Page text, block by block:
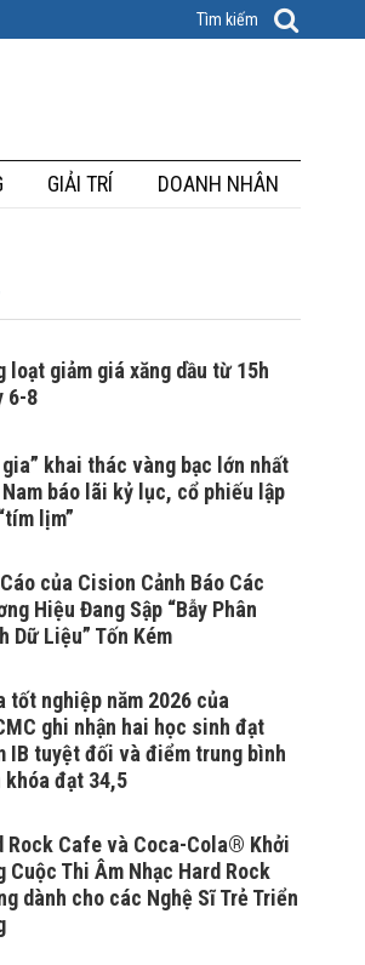
GIẢI TRÍ DOANH NHÂN
loạt giảm giá xăng dầu từ 15h
6-8
gia” khai thác vàng bạc lớn nhất
báo lãi kỷ lục, cổ phiếu lập
lịm”
của Cision Cảnh Báo Các
Hiệu Đang Sập “Bẫy Phân
Dữ Liệu” Tốn Kém
tốt nghiệp năm 2026 của
ghi nhận hai học sinh đạt
IB tuyệt đối và điểm trung bình
khóa đạt 34,5
Rock Cafe và Coca-Cola® Khởi
Cuộc Thi Âm Nhạc Hard Rock
dành cho các Nghệ Sĩ Trẻ Triển